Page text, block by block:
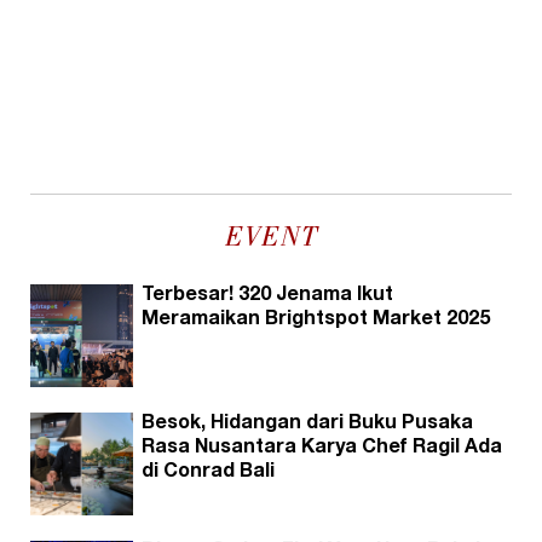
EVENT
Terbesar! 320 Jenama Ikut
Meramaikan Brightspot Market 2025
Besok, Hidangan dari Buku Pusaka
Rasa Nusantara Karya Chef Ragil Ada
di Conrad Bali